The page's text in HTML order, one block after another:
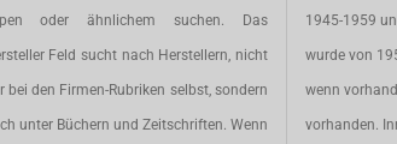
oder ähnlichem suchen. Das
Feld sucht nach Herstellern, nicht
bei den Firmen-Rubriken selbst, sondern
unter Büchern und Zeitschriften. Wenn
1945-1959
wurde von
wenn
vorhanden.